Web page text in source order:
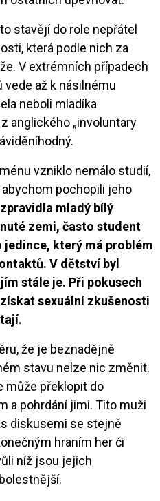
stavějí do role nepřátel
která podle nich za
V extrémních případech
až k násilnému
neboli mladíka
anglického „involuntary
vzniklo nemálo studií,
pochopili jeho
mladý bílý
zemi, často student
jedince, který má problém
V dětství byl
stále je. Při pokusech
sexuální zkušenosti
že je beznadějně
stavu nelze nic změnit.
může překlopit do
a pohrdání jimi. Tito muži
diskusemi se stejně
hraním her či
níž jsou jejich